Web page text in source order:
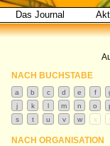
Das Journal
NACH BUCHSTABE
NACH ORGANISATION